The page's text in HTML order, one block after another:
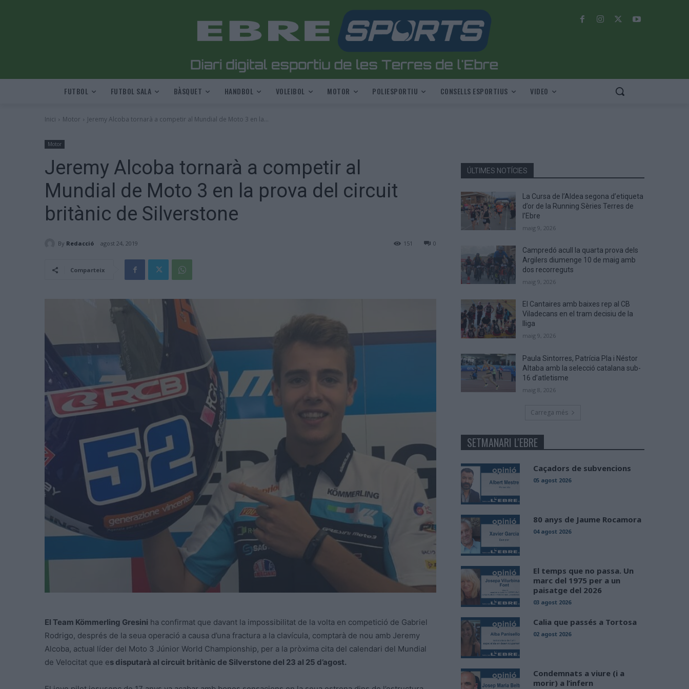
FUTBOL FUTBOL SALA BÀSQUET HANDBOL VOLEIBOL MOTOR POLIESPORTIU CONSELLS ESPORTIUS VIDEO
Inici Motor Jeremy Alcoba tornarà a competir al Mundial de Moto 3 en la...
Motor
Jeremy Alcoba tornarà a competir al
Mundial de Moto 3 en la prova del circuit
britànic de Silverstone
By Redacció agost 24, 2019 0
151
Comparteix
El Team Kömmerling Gresini ha confirmat que davant la impossibilitat de la volta en competició de Gabriel
Rodrigo, després de la seua operació a causa d’una fractura a la clavícula, comptarà de nou amb Jeremy
Alcoba, actual líder del Moto 3 Júnior World Championship, per a la pròxima cita del calendari del Mundial
de Velocitat que es disputarà al circuit britànic de Silverstone del 23 al 25 d’agost.
ÚLTIMES NOTÍCIES
La Cursa de l’Aldea segona d’etiqueta
d’or de la Running Sèries Terres de
l’Ebre
maig 9, 2026
Campredó acull la quarta prova dels
Argilers diumenge 10 de maig amb
dos recorreguts
maig 9, 2026
El Cantaires amb baixes rep al CB
Viladecans en el tram decisiu de la
lliga
maig 9, 2026
Paula Sintorres, Patrícia Pla i Néstor
Altaba amb la selecció catalana sub-
16 d’atletisme
maig 8, 2026
Carrega més
SETMANARI L'EBRE
Caçadors de subvencions
05 agost 2026
80 anys de Jaume Rocamora
04 agost 2026
El temps que no passa. Un
marc del 1975 per a un
paisatge del 2026
03 agost 2026
Calia que passés a Tortosa
02 agost 2026
Condemnats a viure (i a
morir) a l’infern